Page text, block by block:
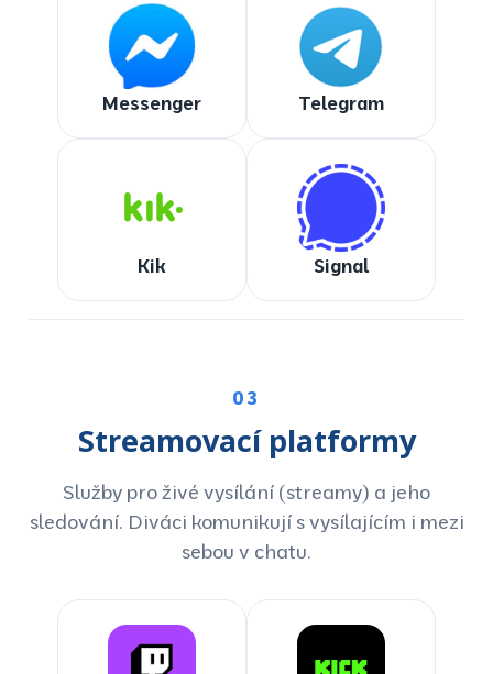
Messenger Telegram
Kik Signal
03
Streamovací platformy
Služby pro živé vysílání (streamy) a jeho
sledování. Diváci komunikují s vysílajícím i mezi
sebou v chatu.